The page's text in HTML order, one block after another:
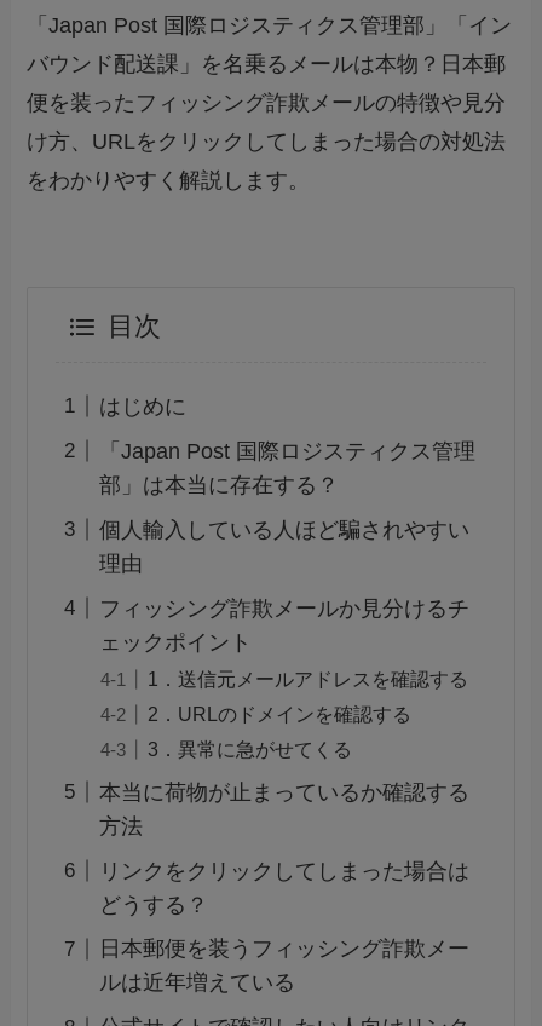
「Japan Post 国際ロジスティクス管理部」「イン
バウンド配送課」を名乗るメールは本物？日本郵
便を装ったフィッシング詐欺メールの特徴や見分
け方、URLをクリックしてしまった場合の対処法
をわかりやすく解説します。
目次
はじめに
「Japan Post 国際ロジスティクス管理
部」は本当に存在する？
個人輸入している人ほど騙されやすい
理由
フィッシング詐欺メールか見分けるチ
ェックポイント
1．送信元メールアドレスを確認する
2．URLのドメインを確認する
3．異常に急がせてくる
本当に荷物が止まっているか確認する
方法
リンクをクリックしてしまった場合は
どうする？
日本郵便を装うフィッシング詐欺メー
ルは近年増えている